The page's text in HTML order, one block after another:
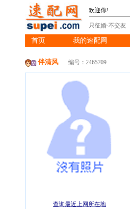
欢迎你!
只征婚·不交友
首页 我的速配网
伴清风 编号：2465709
查询最近上网所在地